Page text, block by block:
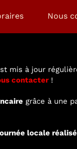
Nous
mis à jour
contacter!
grâce à une
locale